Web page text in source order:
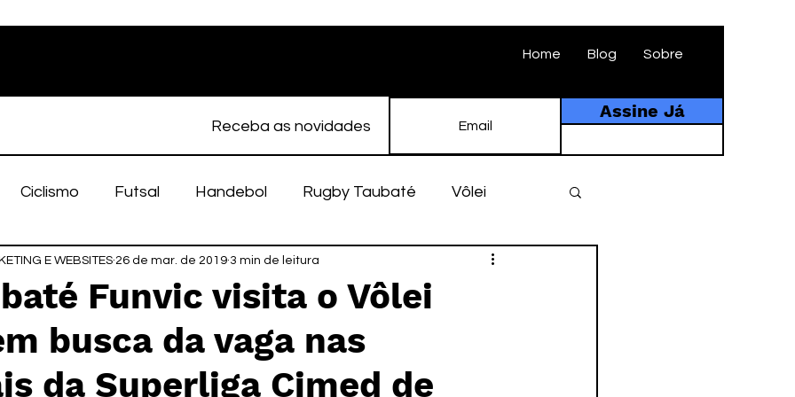
Home Blog Sobre
Receba as novidades
Assine Já
Ciclismo Futsal Handebol Rugby Taubaté Vôlei
Feminino Atletismo EC Taubaté História
Taubaté Fut7 Rugby Fut7
Funvic visita o Vôlei
busca da vaga nas
da Superliga Cimed de
E WEBSITES 26 de mar. de 2019 3 min de leitura